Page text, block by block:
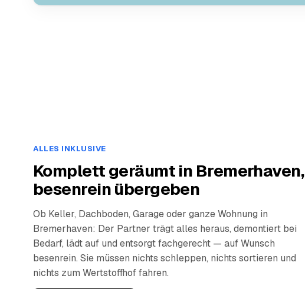
ALLES INKLUSIVE
Komplett geräumt in Bremerhaven,
besenrein übergeben
Ob Keller, Dachboden, Garage oder ganze Wohnung in
Bremerhaven: Der Partner trägt alles heraus, demontiert bei
Bedarf, lädt auf und entsorgt fachgerecht — auf Wunsch
besenrein. Sie müssen nichts schleppen, nichts sortieren und
nichts zum Wertstoffhof fahren.